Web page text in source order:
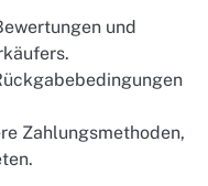
und
Zahlungsmethoden,